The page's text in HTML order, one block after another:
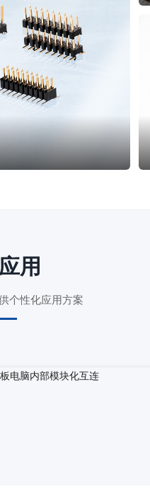
用
个性化应用方案